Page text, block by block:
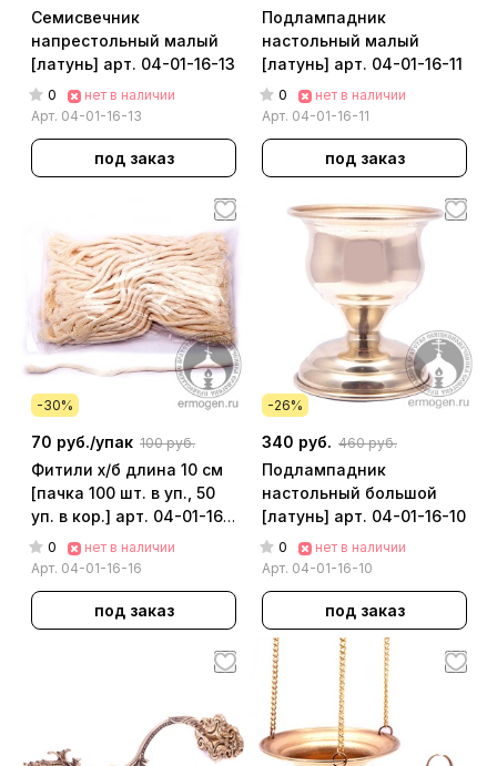
Семисвечник
напрестольный малый
[латунь] арт. 04-01-16-13
0
нет в наличии
Арт. 04-01-16-13
под заказ
Подлампадник
настольный малый
[латунь] арт. 04-01-16-11
0
нет в наличии
Арт. 04-01-16-11
под заказ
-30%
70 руб./упак 100 руб.
Фитили х/б длина 10 см
[пачка 100 шт. в уп., 50
уп. в кор.] арт. 04-01-16-
16 0
нет в наличии
Арт. 04-01-16-16
под заказ
-26%
340 руб. 460 руб.
Подлампадник
настольный большой
[латунь] арт. 04-01-16-10
0
нет в наличии
Арт. 04-01-16-10
под заказ